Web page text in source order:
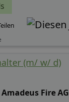
(m/ w/ d)
Amadeus Fire AG